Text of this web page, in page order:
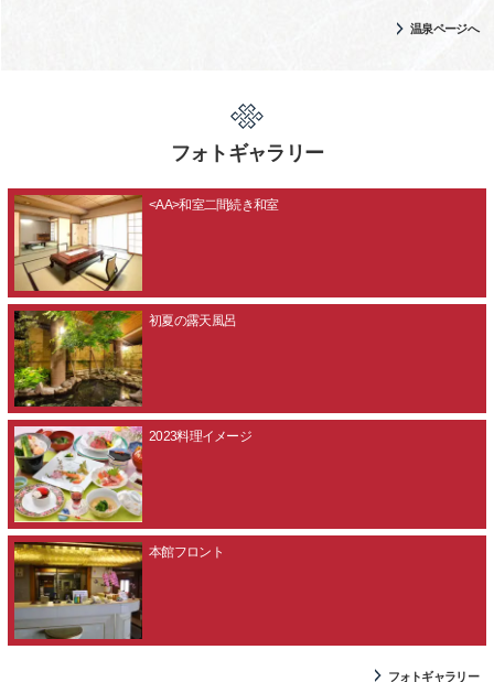
温泉ページへ
フォトギャラリー
<AA>和室二間続き和室
初夏の露天風呂
2023料理イメージ
本館フロント
フォトギャラリー